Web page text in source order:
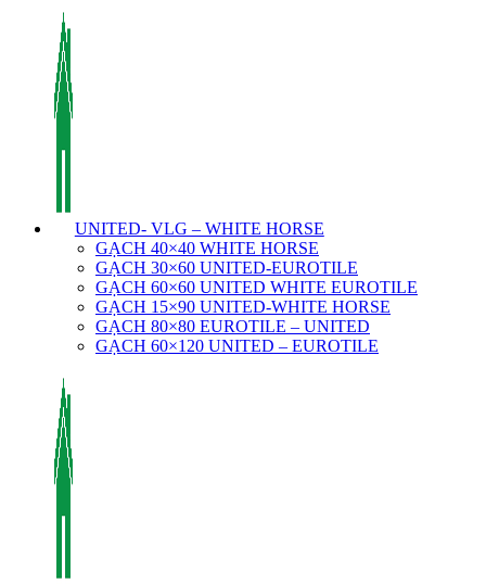
UNITED- VLG – WHITE HORSE
GẠCH 40×40 WHITE HORSE
GẠCH 30×60 UNITED-EUROTILE
GẠCH 60×60 UNITED WHITE EUROTILE
GẠCH 15×90 UNITED-WHITE HORSE
GẠCH 80×80 EUROTILE – UNITED
GẠCH 60×120 UNITED – EUROTILE